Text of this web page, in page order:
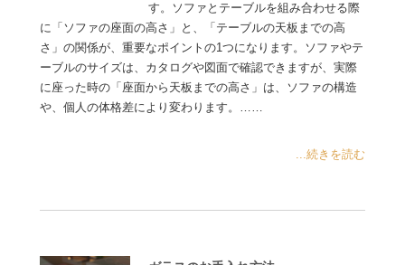
す。ソファとテーブルを組み合わせる際
に「ソファの座面の高さ」と、「テーブルの天板までの高
さ」の関係が、重要なポイントの1つになります。ソファやテ
ーブルのサイズは、カタログや図面で確認できますが、実際
に座った時の「座面から天板までの高さ」は、ソファの構造
や、個人の体格差により変わります。……
...続きを読む